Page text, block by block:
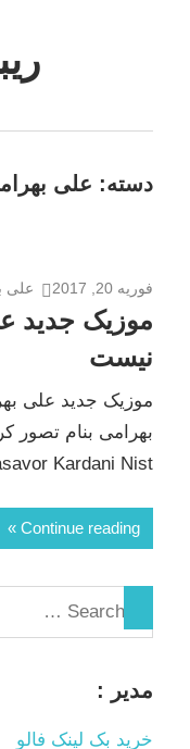
mp3
دسته: علی
فوریه 20, 2017 علی
موزیک جدید
نیست
موزیک جدید علی
بهرامی بنام تصور
Kardani Nist
Continue reading
مدیر :
خرید بک لینک فالو